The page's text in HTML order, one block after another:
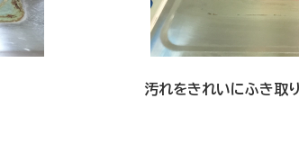
汚れをきれいにふき取